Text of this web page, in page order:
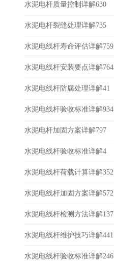
水泥电杆质量控制详解630
水泥电杆裂缝处理详解735
水泥电线杆寿命评估详解759
水泥电线杆安装要点详解764
水泥电线杆防腐处理详解41
水泥电线杆验收标准详解934
水泥电杆加固方案详解797
水泥电线杆验收标准详解4
水泥电线杆荷载计算详解352
水泥电线杆加固方案详解572
水泥电线杆检测方法详解137
水泥电线杆维护技巧详解441
水泥电线杆验收标准详解246